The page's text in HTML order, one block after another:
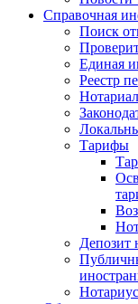
Справочная
Поиск
Единая
Реестр
Тарифы
Депозит